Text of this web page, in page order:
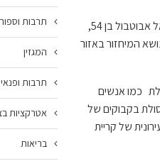
בקרית שמונה קיימת התחנה העירונית למחזור אל"ה נוסף ל – 15 תחנות עירוניות למחזור הקיימות ברחבי הארץ. שמואל אבוטבול בן 54,
ומומחה לנושא המיחזור באזור
כמו אנשים
בקבוקים של
של קריית
תרבות
המגזין
תרבות ופנאי
אטרקציות
בריאות